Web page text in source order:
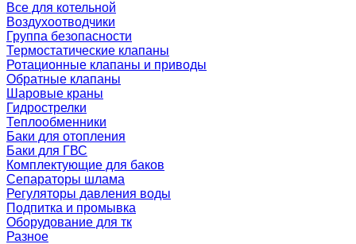
Все для котельной
Воздухоотводчики
Группа безопасности
Термостатические клапаны
Ротационные клапаны и приводы
Обратные клапаны
Шаровые краны
Гидрострелки
Теплообменники
Баки для отопления
Баки для ГВС
Комплектующие для баков
Сепараторы шлама
Регуляторы давления воды
Подпитка и промывка
Оборудование для тк
Разное